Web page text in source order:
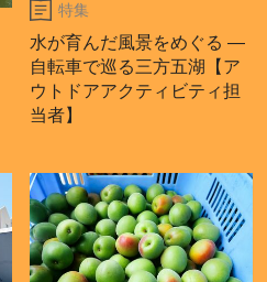
特集
水が育んだ風景をめぐる ―
自転車で巡る三方五湖【ア
ウトドアアクティビティ担
当者】